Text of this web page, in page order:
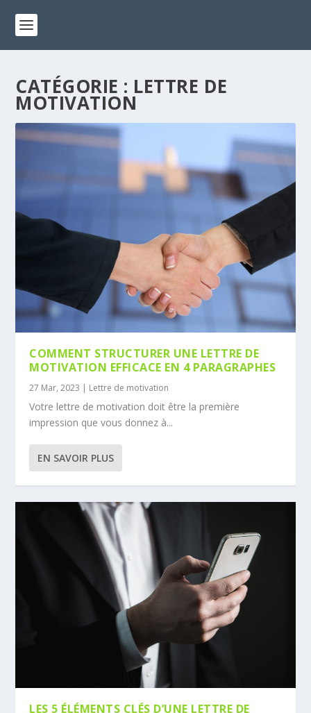
CATÉGORIE : LETTRE DE
MOTIVATION
COMMENT STRUCTURER UNE LETTRE DE
MOTIVATION EFFICACE EN 4 PARAGRAPHES
27 Mar, 2023 | Lettre de motivation
Votre lettre de motivation doit être la première
impression que vous donnez à...
EN SAVOIR PLUS
LES 5 ÉLÉMENTS CLÉS D’UNE LETTRE DE